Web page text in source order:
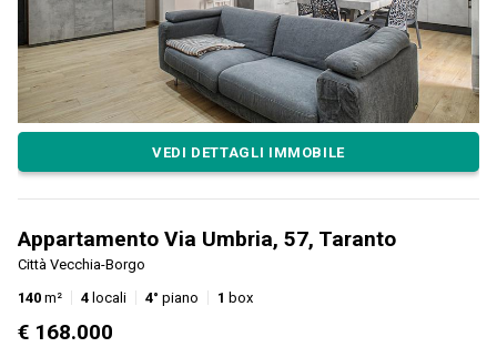
VEDI DETTAGLI IMMOBILE
Appartamento Via Umbria, 57, Taranto
Città Vecchia-Borgo
140 m² 4 locali 4° piano 1 box
€ 168.000